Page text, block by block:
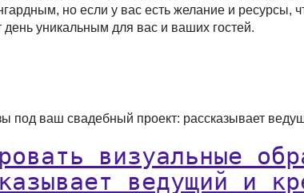
но если у вас есть желание и ресурсы,
уникальным для вас и ваших гостей.
под ваш свадебный проект: рассказывает
визуальные
ведущий и